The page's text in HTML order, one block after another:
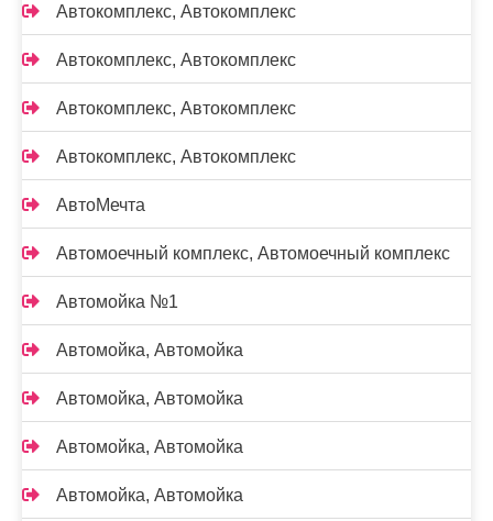
Автокомплекс, Автокомплекс
Автокомплекс, Автокомплекс
Автокомплекс, Автокомплекс
Автокомплекс, Автокомплекс
АвтоМечта
Автомоечный комплекс, Автомоечный комплекс
Автомойка №1
Автомойка, Автомойка
Автомойка, Автомойка
Автомойка, Автомойка
Автомойка, Автомойка